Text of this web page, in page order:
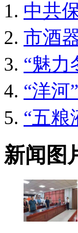
中共
市酒
“魅
“洋河
“五粮
新闻图